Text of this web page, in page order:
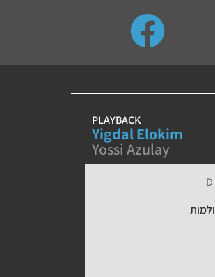
up and down arrows to review and
PLAYBACK
Yigdal Elokim
Yossi Azulay